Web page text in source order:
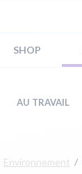
SHOP
AU TRAVAIL
Environnement